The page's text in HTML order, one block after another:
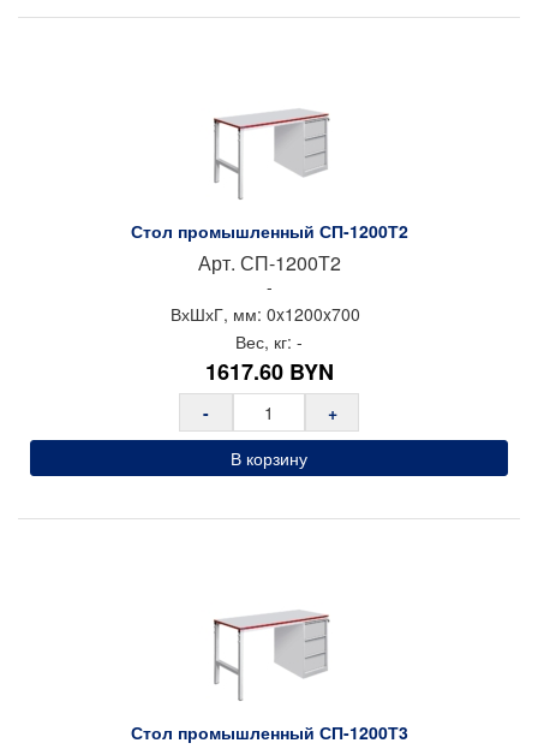
Стол промышленный СП-1200Т2
Арт. СП-1200Т2
-
ВхШхГ, мм: 0x1200x700
Вес, кг: -
1617.60 BYN
-
+
В корзину
Стол промышленный СП-1200Т3